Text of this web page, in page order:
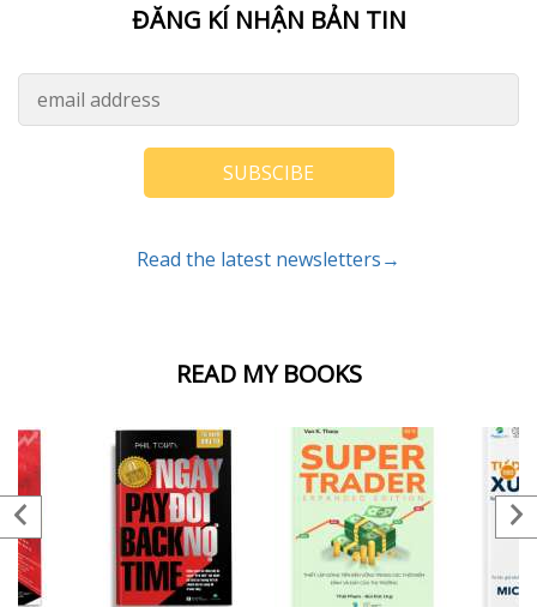
READ MY BOOKS
ĐĂNG KÍ NHẬN BẢN TIN
SUBSCIBE
Read the latest newsletters→